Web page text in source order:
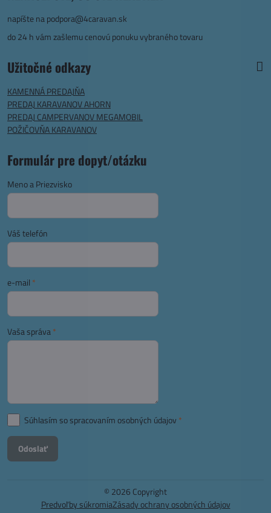
napíšte napodpora@4caravan.sk
do 24 h vám zašlemu cenovú ponuku vybraného tovaru
Užitočné odkazy
KAMENNÁ PREDAJŇA
PREDAJ KARAVANOV AHORN
PREDAJ CAMPERVANOV MEGAMOBIL
POŽIČOVŇA KARAVANOV
Formulár pre dopyt/otázku
Meno a Priezvisko
Váš telefón
e-mail *
Vaša správa*
Súhlasím so spracovaním osobných údajov *
Odoslať
© 2026 Copyright
Predvoľby súkromiaZásady ochrany osobných údajov